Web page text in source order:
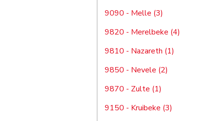
9090 - Melle (3)
9820 - Merelbeke (4)
9810 - Nazareth (1)
9850 - Nevele (2)
9870 - Zulte (1)
9150 - Kruibeke (3)